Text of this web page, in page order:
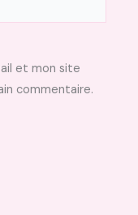
et mon site
commentaire.